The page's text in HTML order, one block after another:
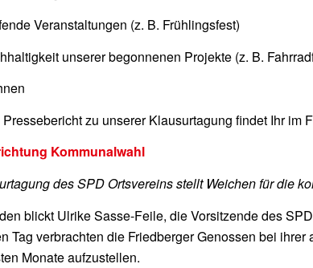
Veranstaltungen (z. B. Frühlingsfest)
unserer begonnenen Projekte (z. B.
zu unserer Klausurtagung findet Ihr im
Kommunalwahl
des SPD Ortsvereins stellt Weichen für die
blickt Ulrike Sasse-Feile, die Vorsitzende des
Tag verbrachten die Friedberger Genossen bei
Monate aufzustellen.